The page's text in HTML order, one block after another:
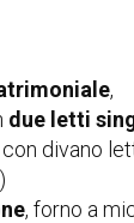
,
due letti
con divano
, forno a